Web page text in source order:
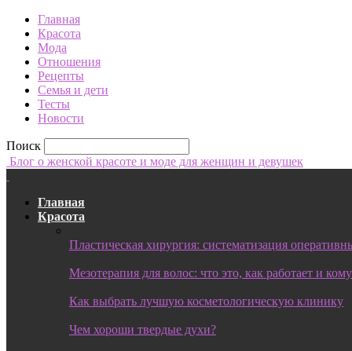
Главная
Красота
Мода
Отношения
Рецепты
Семья и дети
Тесты
Новости
Поиск
Блог о женской красоте и моде для женщин и девушек
Главная
Красота
Пластическая хирургия: систематизация
Мезотерапия для волос: что это, как работает и
Как выбрать лучшую косметологическую клинику
Чем хороши твердые духи?